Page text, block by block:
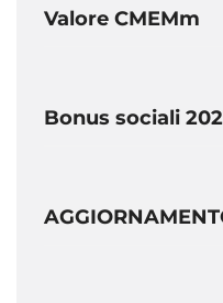
Valore CMEMm
Bonus sociali